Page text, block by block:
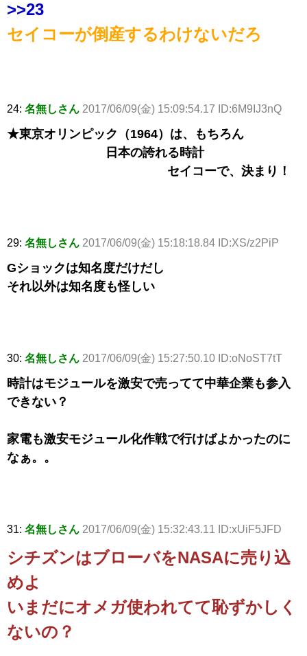
>>23
セイコーが倒産するわけないだろ
24: 名無しさん 2017/06/09(金) 15:09:54.17 ID:6M9IJ3nQ
★東京オリンピック（1964）は、もちろん
日本の誇れる時計
セイコーで、決まり！
29: 名無しさん 2017/06/09(金) 15:18:18.84 ID:XS/z2PiP
Gショックは知名度だけだし
それ以外は知名度も怪しい
30: 名無しさん 2017/06/09(金) 15:27:50.10 ID:oNoST7tT
時計はモジュールを激安で売ってて中華企業も参入
できない？
家電も激安モジュール化作戦で行けばよかったのに
なぁ。。
31: 名無しさん 2017/06/09(金) 15:32:43.11 ID:xUiF5JFD
シチズンはブローバをNASAに売り込
めよ
いまだにオメガ使われてて恥ずかしく
ないの？